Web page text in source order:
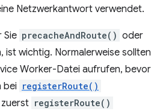
Netzwerkantwort verwendet.
Sie precacheAndRoute() oder
ist wichtig. Normalerweise sollten
Worker-Datei aufrufen, bevor
bei registerRoute()
registerRoute()